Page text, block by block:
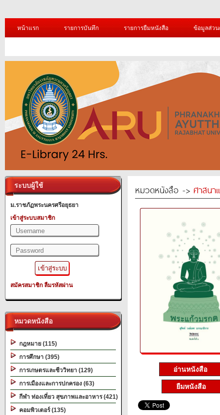
หน้าแรก รายการบันทึก รายการยืมหนังสือ ข้อมูลส่ว
ระบบผู้ใช้
ม.ราชภัฏพระนครศรีอยุธยา
เข้าสู่ระบบสมาชิก
สมัครสมาชิก ลืมรหัสผ่าน
หมวดหนังสือ
กฎหมาย (115)
การศึกษา (395)
การเกษตรและชีววิทยา (129)
การเมืองและการปกครอง (63)
กีฬา ท่องเที่ยว สุขภาพและอาหาร (421)
คอมพิวเตอร์ (135)
หมวดหนังสือ -> ศาสนา
อ่านหนังสือ
ยืมหนังสือ